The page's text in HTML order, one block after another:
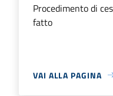
Procedimento di
fatto
VAI ALLA PAGINA